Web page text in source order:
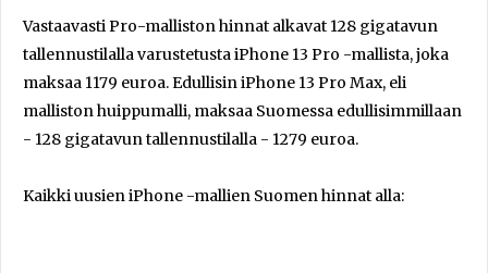
Vastaavasti Pro-malliston hinnat alkavat 128 gigatavun
tallennustilalla varustetusta iPhone 13 Pro -mallista, joka
maksaa 1179 euroa. Edullisin iPhone 13 Pro Max, eli
malliston huippumalli, maksaa Suomessa edullisimmillaan
- 128 gigatavun tallennustilalla - 1279 euroa.
Kaikki uusien iPhone -mallien Suomen hinnat alla: